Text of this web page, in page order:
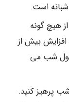
شبانه است.
از هیچ گونه
بیش از
شب می
پرهیز کنید.